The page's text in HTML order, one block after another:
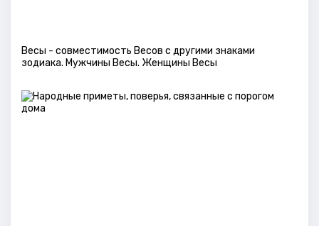
Весы - совместимость Весов с другими знаками
зодиака. Мужчины Весы. Женщины Весы